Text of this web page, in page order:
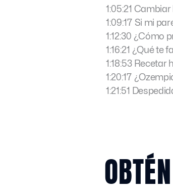
1:05:21
1:09:17 Si mi
1:12:30 ¿Cómo
1:16:21 ¿Qué te
1:18:53 Recetar
1:20:17
1:21:51